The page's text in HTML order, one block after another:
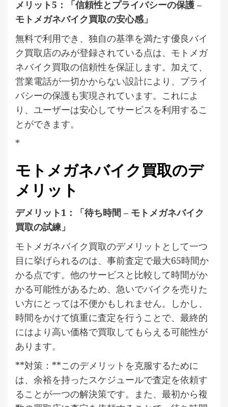
メリット5：「信頼性とプライバシーの保護 –
モトメガネバイク買取の安心感」
無料で利用でき、独自の基準を満たす優良バイ
ク買取店のみが登録されている点は、モトメガ
ネバイク買取の信頼性を保証します。加えて、
営業電話が一切かからない設計により、プライ
バシーの保護も実現されています。これによ
り、ユーザーは安心してサービスを利用するこ
とができます。
*
モトメガネバイク買取のデ
メリット
デメリット1：「待ち時間 – モトメガネバイク
買取の試練」
モトメガネバイク買取のデメリットとして一つ
目に挙げられるのは、事前査定で最大65時間か
かる点です。他のサービスと比較して時間がか
かる可能性があるため、急いでバイクを売りた
い方にとっては不便かもしれません。しかし、
時間をかけて慎重に査定を行うことで、最終的
にはより高い価格で買取してもらえる可能性が
あります。
**対策：**このデメリットを克服するために
は、余裕を持ったスケジュールで査定を依頼す
ることが一つの解決策です。また、最初から複